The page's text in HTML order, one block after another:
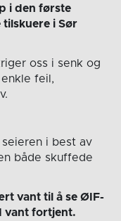
i den første
i Sør
oss i senk og
feil,
i best av
både skuffede
vant til å se ØIF-
vant fortjent.